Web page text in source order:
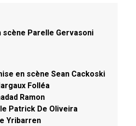
Parelle Gervasoni
en scène Sean Cackoski
Folléa
Ramon
Patrick De Oliveira
Yribarren